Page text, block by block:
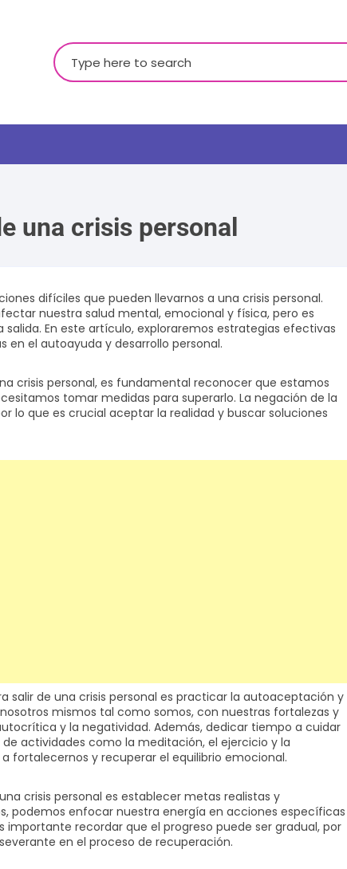
Buscar:
una crisis personal
difíciles que pueden llevarnos a una crisis personal.
nuestra salud mental, emocional y física, pero es
En este artículo, exploraremos estrategias efectivas
en el autoayuda y desarrollo personal.
crisis personal, es fundamental reconocer que estamos
tomar medidas para superarlo. La negación de la
lo que es crucial aceptar la realidad y buscar soluciones
salir de una crisis personal es practicar la autoaceptación y
mismos tal como somos, con nuestras fortalezas y
y la negatividad. Además, dedicar tiempo a cuidar
actividades como la meditación, el ejercicio y la
fortalecernos y recuperar el equilibrio emocional.
crisis personal es establecer metas realistas y
podemos enfocar nuestra energía en acciones específicas
importante recordar que el progreso puede ser gradual, por
en el proceso de recuperación.